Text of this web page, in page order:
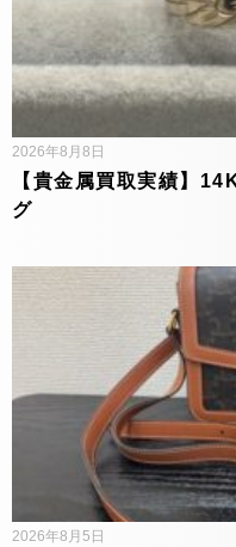
【貴金属買取実績】
グ
2026年8月8日
2026年8月5日